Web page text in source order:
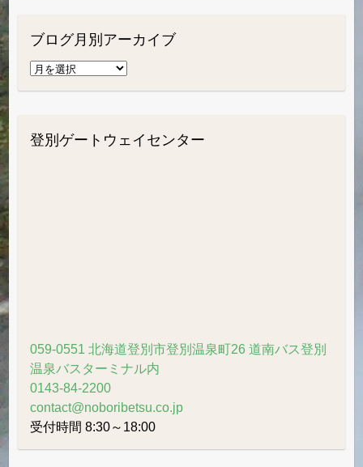
ブログ月別アーカイブ
ブ
ロ
別
登別ゲートウェイセンター
059-0551 北海道登別市登別温泉町26 道南バス登別
温泉バスターミナル内
0143-84-2200
contact@noboribetsu.co.jp
受付時間 8:30～18:00